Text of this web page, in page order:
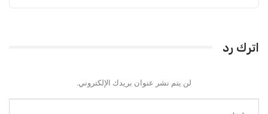
اترك رد
لن يتم نشر عنوان بريدك الإلكتروني.